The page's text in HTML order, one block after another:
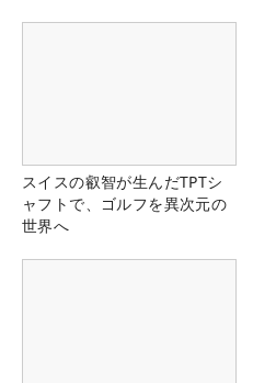
スイスの叡智が生んだTPTシ
ャフトで、ゴルフを異次元の
世界へ